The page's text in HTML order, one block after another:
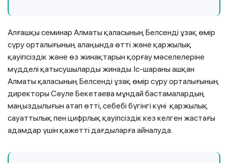
Алғашқы семинар Алматы қаласының Белсенді ұзақ өмір
сүру орталығының алаңында өтті және қаржылық
қауіпсіздік және өз жинақтарын қорғау мәселелеріне
мүдделі қатысушыларды жинады. Іс-шараны ашқан
Алматы қаласының Белсенді ұзақ өмір сүру орталығының
директоры Сәуле Бекетаева мұндай бастамалардың
маңыздылығын атап өтті, себебі бүгінгі күні қаржылық
сауаттылық пен цифрлық қауіпсіздік кез келген жастағы
адамдар үшін қажетті дағдыларға айналуда.